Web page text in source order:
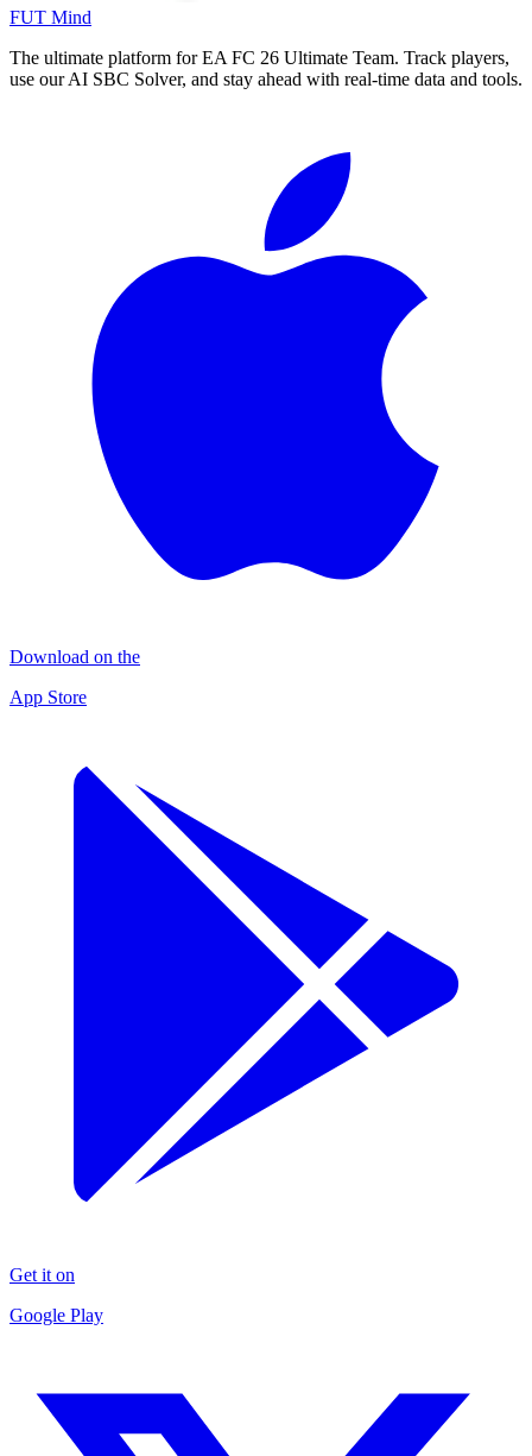
FUT Mind
The ultimate platform for EA FC 26 Ultimate Team. Track players,
use our AI SBC Solver, and stay ahead with real-time data and tools.
Download on the
App Store
Get it on
Google Play